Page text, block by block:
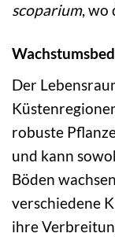
scoparium, wo
Der
robuste
und kann
Böden
verschiedene
ihre